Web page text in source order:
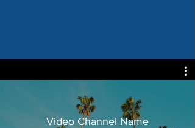
Video Channel Name